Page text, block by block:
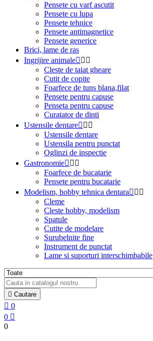
Pensete cu varf ascutit
Pensete cu lupa
Pensete tehnice
Pensete antimagnetice
Pensete generice
Brici, lame de ras
Ingrijire animale  
Cleste de taiat gheare
Cutit de copite
Foarfece de tuns blana,filat
Pensete pentru capuse
Penseta pentru capuse
Curatator de dinti
Ustensile dentare  
Ustensile dentare
Ustensila pentru punctat
Oglinzi de inspectie
Gastronomie  
Foarfece de bucatarie
Pensete pentru bucatarie
Modelism, hobby tehnica dentara  
Cleme
Cleste hobby, modelism
Spatule
Cutite de modelare
Surubelnite fine
Instrument de punctat
Lame si suporturi interschimbabile
 Cautare
 0
0 
0